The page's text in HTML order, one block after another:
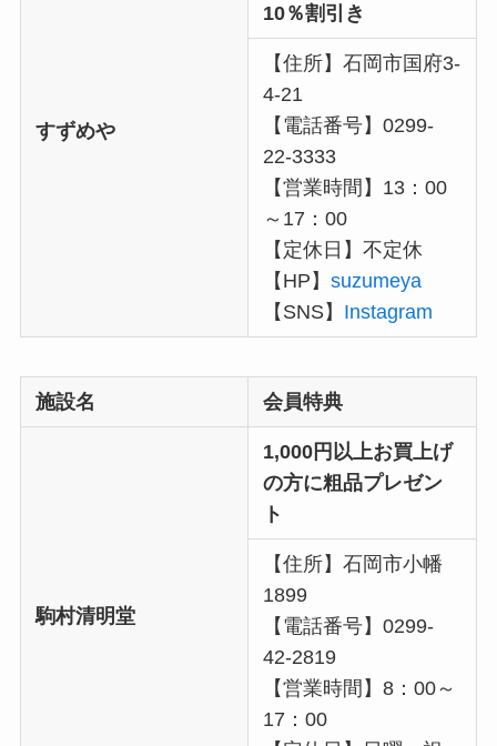
すずめや
10％割引き
【住所】石岡市国府3-
4-21
【電話番号】0299-
22-3333
【営業時間】13：00
～17：00
【定休日】不定休
【HP】suzumeya
【SNS】 Instagram
施設名 会員特典
駒村清明堂
1,000円以上お買上げ
の方に粗品プレゼン
ト
【住所】石岡市小幡
1899
【電話番号】0299-
42-2819
【営業時間】8：00～
17：00